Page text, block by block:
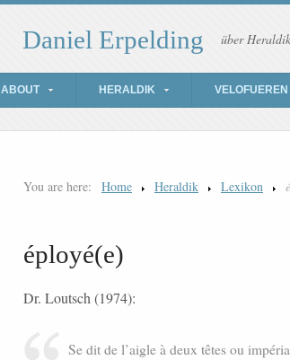
Daniel Erpelding über
ABOUT HERALDIK VELOFUEREN
You are here: Home Heraldik Lexikon
éployé(e)
Dr. Loutsch (1974):
Se dit de l’aigle à deux têtes ou